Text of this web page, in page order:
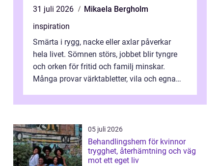
31 juli 2026
Mikaela Bergholm
inspiration
Smärta i rygg, nacke eller axlar påverkar
hela livet. Sömnen störs, jobbet blir tyngre
och orken för fritid och familj minskar.
Många provar värktabletter, vila och egna
05 juli 2026
Behandlingshem för kvinnor
trygghet, återhämtning och väg
mot ett eget liv